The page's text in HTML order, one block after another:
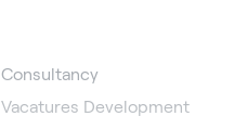
Consultancy
Vacatures Development